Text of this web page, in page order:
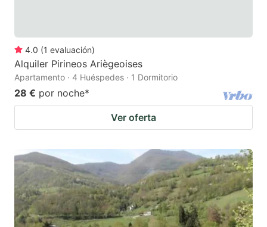
4.0 (1 evaluación)
Alquiler Pirineos Ariègeoises
Apartamento · 4 Huéspedes · 1 Dormitorio
28 € por noche*
Ver oferta